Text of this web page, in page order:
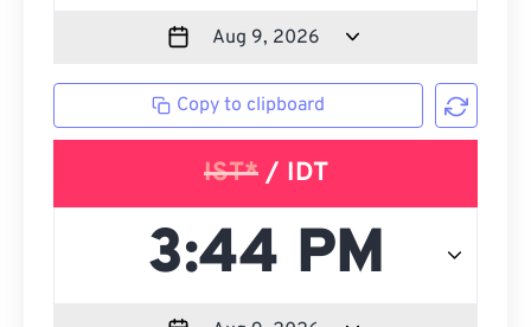
Copy to clipboard
IST*/ IDT